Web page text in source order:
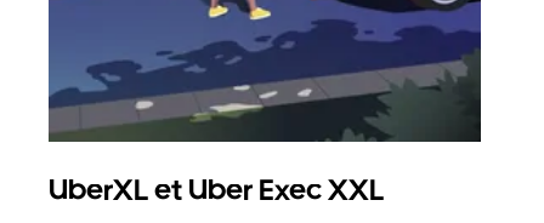
UberXL et Uber Exec XXL